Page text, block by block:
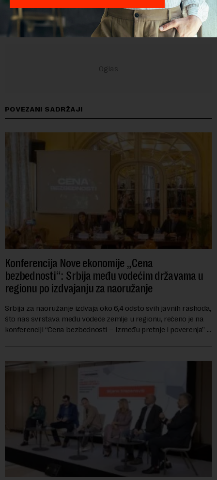
POVEZANI SADRŽAJI
Konferencija Nove ekonomije „Cena
bezbednosti“: Srbija među vodećim državama u
regionu po izdvajanju za naoružanje
Srbija za naoružanje izdvaja oko 6,4 odsto svih javnih rashoda,
što nas svrstava među vodeće zemlje u regionu, rečeno je na
konferenciji “Cena bezbednosti – Između pretnje i poverenja” u